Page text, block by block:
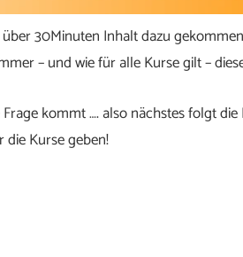
30Minuten Inhalt dazu
– und wie für alle Kurse gilt –
kommt …. also nächstes folgt
Kurse geben!